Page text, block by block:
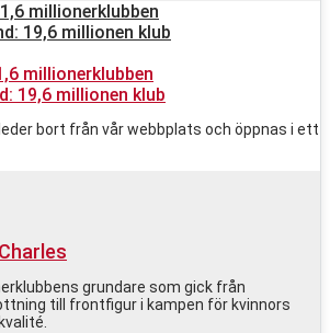
millionerklubben
19,6 millionen klub
millionerklubben
19,6 millionen klub
bort från vår webbplats och öppnas i ett
grundare som gick från
till frontfigur i kampen för kvinnors